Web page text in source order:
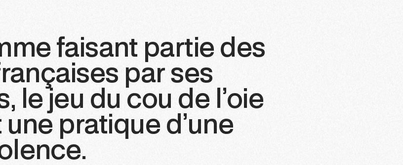
faisant partie des
par ses
le jeu du cou de l’oie
pratique d’une